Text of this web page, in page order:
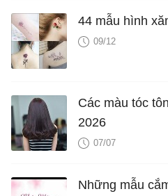
44 mẫu hình
09/12
Các màu tóc
2026
07/07
Những mẫu